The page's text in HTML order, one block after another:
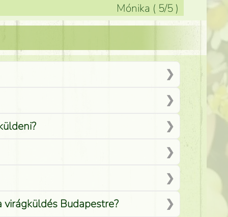
Mónika ( 5/5 )
virágküldés Budapestre?